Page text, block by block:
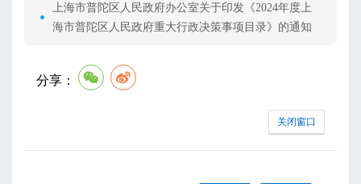
上海市普陀区人民政府办公室关于印发《2024年度上
海市普陀区人民政府重大行政决策事项目录》的通知
分享：
关闭窗口